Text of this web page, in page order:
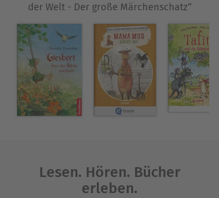
der Welt - Der große Märchenschatz“
Lesen. Hören. Bücher
erleben.